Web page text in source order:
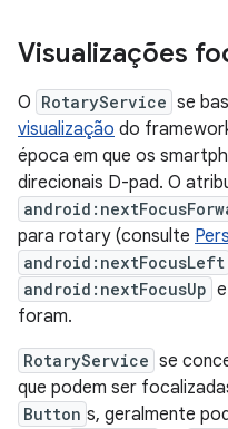
Visualizações
O RotaryService se
visualização do
época em que os
direcionais D-pad. O
para rotary (consulte
android:nextFocusLeft
android:nextFocusUp e
foram.
RotaryService se
que podem ser
Button s, geralmente